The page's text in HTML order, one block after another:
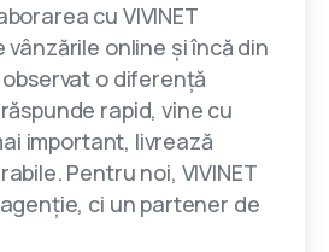
cu VIVINET
online și încă din
o diferență
rapid, vine cu
important, livrează
Pentru noi, VIVINET
ci un partener de